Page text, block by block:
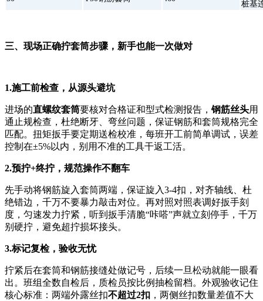
桩基
三、现场正确拧套筒步骤，新手也能一次做对
1.施工前检查，从源头避坑
进场的直螺纹套筒要核对合格证和型式检测报告，钢筋丝头用
通止规检查，杜绝断牙、弯丝问题，保证钢筋和套筒规格完全
匹配。扭矩扳手要定期送检校准，每班开工前简单调试，误差
控制在±5%以内，别用不准的工具干返工活。
2.预拧+终拧，规范操作不翻车
先手动将钢筋旋入套筒两端，保证旋入3-4扣，对齐轴线、杜
绝错边，千万不要暴力敲击对位。再对照对照表调好扳手刻
度，匀速发力拧紧，听到扳手清脆“咔嗒”声就立刻停手，千万
别硬拧，避免超拧损坏接头。
3.标记复检，验收无忧
拧紧后在套筒和钢筋接缝处做记号，后续一旦松动就能一眼看
出。班组全数自检后，质检员按比例抽检留档。外观验收记住
核心标准：两端外露丝扣不超过2扣 ，两侧丝扣数量差值不大